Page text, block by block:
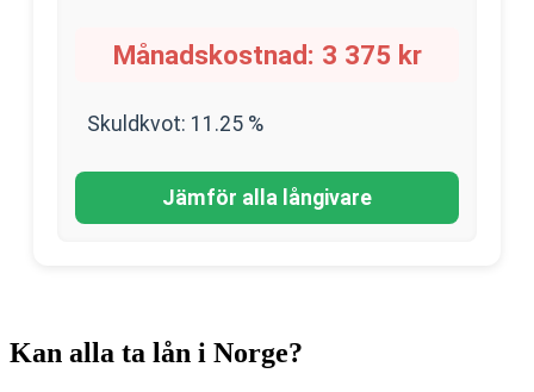
Månadskostnad: 3 375 kr
Skuldkvot: 11.25 %
Jämför alla långivare
Kan alla ta lån i Norge?